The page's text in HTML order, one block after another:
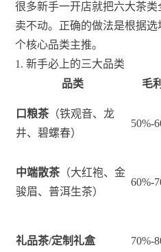
很多新手一开店就把六大茶
卖不动。正确的做法是根据
个核心品类主推。
1. 新手必上的三大品类
品类
毛利
口粮茶（铁观音、龙
井、碧螺春）
50%-
中端散茶（大红袍、金
骏眉、普洱生茶）
60%-
礼品茶/定制礼盒 70%-